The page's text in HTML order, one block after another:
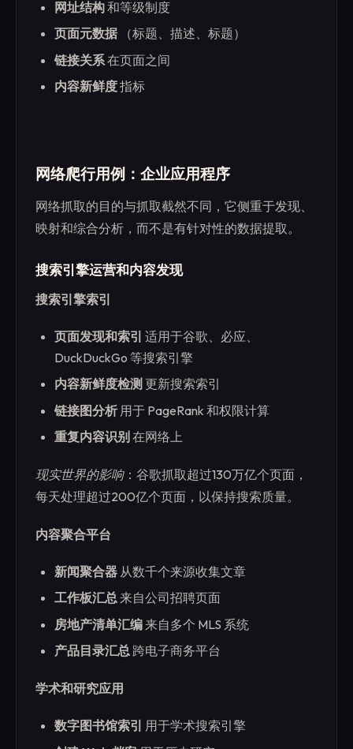
网址结构和等级制度
页面元数据 （标题、描述、标题）
链接关系在页面之间
内容新鲜度指标
网络爬行用例：企业应用程序
网络抓取的目的与抓取截然不同，它侧重于发现、
映射和综合分析，而不是有针对性的数据提取。
搜索引擎运营和内容发现
搜索引擎索引
页面发现和索引 适用于谷歌、必应、
DuckDuckGo 等搜索引擎
内容新鲜度检测 更新搜索索引
链接图分析 用于 PageRank 和权限计算
重复内容识别 在网络上
现实世界的影响：谷歌抓取超过130万亿个页面，
每天处理超过200亿个页面，以保持搜索质量。
内容聚合平台
新闻聚合器 从数千个来源收集文章
工作板汇总来自公司招聘页面
房地产清单汇编来自多个 MLS 系统
产品目录汇总 跨电子商务平台
学术和研究应用
数字图书馆索引 用于学术搜索引擎